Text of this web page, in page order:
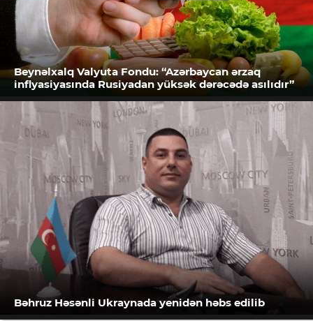
Beynəlxalq Valyuta Fondu: “Azərbaycan ərzaq
inflyasiyasında Rusiyadan yüksək dərəcədə asılıdır”
Bəhruz Həsənli Ukraynada yenidən həbs edilib